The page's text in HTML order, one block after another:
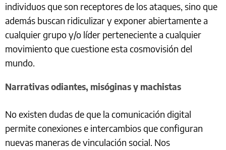
individuos que son receptores de los ataques, sino que
además buscan ridiculizar y exponer abiertamente a
cualquier grupo y/o líder perteneciente a cualquier
movimiento que cuestione esta cosmovisión del
mundo.
Narrativas odiantes, misóginas y machistas
No existen dudas de que la comunicación digital
permite conexiones e intercambios que configuran
nuevas maneras de vinculación social. Nos